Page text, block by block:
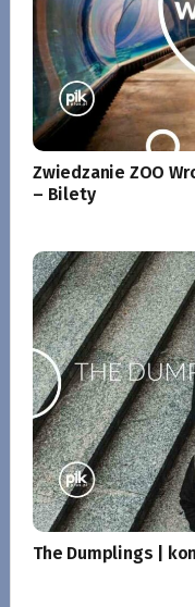
Zwiedzanie ZOO
– Bilety
The Dumplings |